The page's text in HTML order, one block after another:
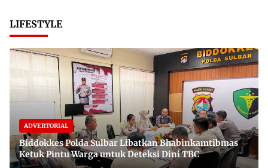
LIFESTYLE
ADVERTORIAL
Biddokkes Polda Sulbar Libatkan Bhabinkamtibmas
Ketuk Pintu Warga untuk Deteksi Dini TBC